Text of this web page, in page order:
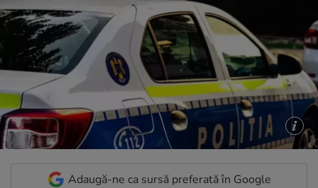
Adaugă-ne ca sursă preferată în Google